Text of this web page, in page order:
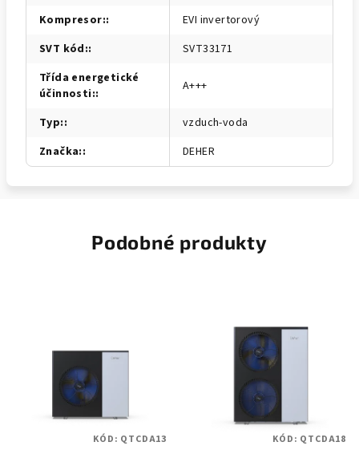
Kompresor::
EVI invertorový
SVT kód::
SVT33171
Třída energetické
účinnosti:: A+++
Typ::
vzduch-voda
Značka:: DEHER
Podobné produkty
KÓD: QTCDA13 KÓD: QTCDA18